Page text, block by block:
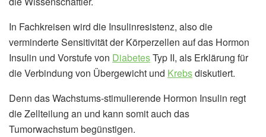
In Fachkreisen wird die Insulinresistenz, also die
verminderte Sensitivität der Körperzellen auf das Hormon
Insulin und Vorstufe von DiabetesTyp II, als Erklärung für
die Verbindung von Übergewicht und Krebsdiskutiert.
Denn das Wachstums-stimulierende Hormon Insulin regt
die Zellteilung an und kann somit auch das
Tumorwachstum begünstigen.